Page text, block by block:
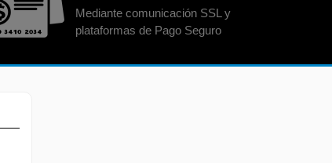
Mediante comunicación SSL y
plataformas de Pago Seguro